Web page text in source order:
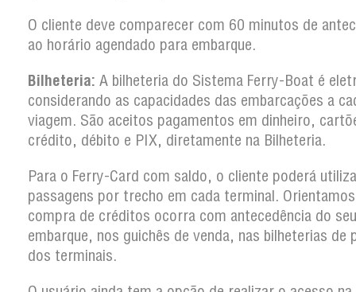
O cliente deve comparecer com 60 minutos de
ao horário agendado para embarque.
Bilheteria: A bilheteria do Sistema Ferry-Boat é
considerando as capacidades das embarcações a
viagem. São aceitos pagamentos em dinheiro,
crédito, débito e PIX, diretamente na Bilheteria.
Para o Ferry-Card com saldo, o cliente poderá
passagens por trecho em cada terminal.
compra de créditos ocorra com antecedência do seu
embarque, nos guichês de venda, nas bilheterias de
dos terminais.